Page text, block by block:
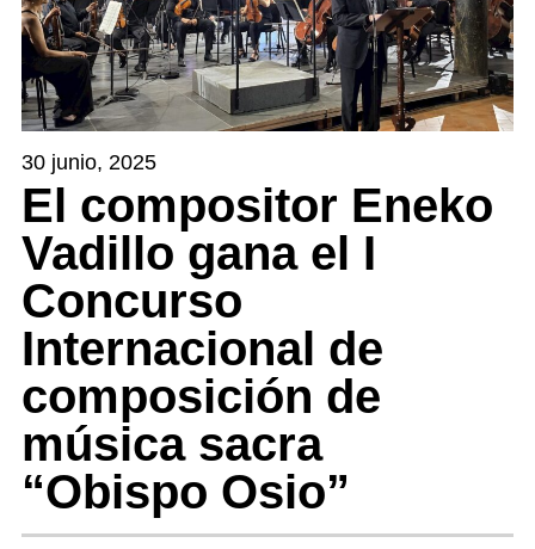
30 junio, 2025
El compositor Eneko
Vadillo gana el I
Concurso
Internacional de
composición de
música sacra
“Obispo Osio”